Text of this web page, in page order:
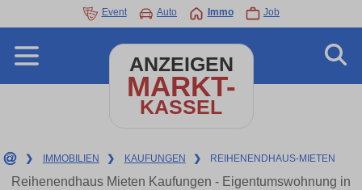
Event Auto Immo Job
ANZEIGEN
MARKT-
KASSEL
❯ IMMOBILIEN ❯ KAUFUNGEN ❯ REIHENENDHAUS-MIETEN
Reihenendhaus Mieten Kaufungen - Eigentumswohnung in